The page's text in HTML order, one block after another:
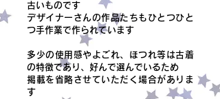
古いものです
デザイナーさんの作品たちもひとつひと
つ手作業で作られています
多少の使用感やよごれ、ほつれ等は古着
の特徴であり、好んで選んでいるため
掲載を省略させていただく場合がありま
す